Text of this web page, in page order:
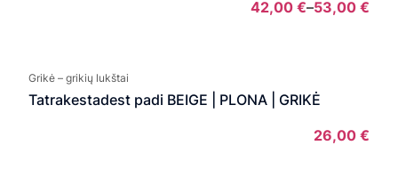
42,00 €–53,00 €
Grikė – grikių lukštai
Tatrakestadest padi BEIGE | PLONA | GRIKĖ
26,00 €